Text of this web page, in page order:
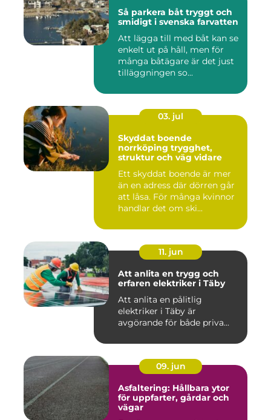
Så parkera båt tryggt och
smidigt i svenska farvatten
Att lägga till med båt kan se
enkelt ut på håll, men för
många båtägare är det just
tilläggningen so...
03. jul
Skyddat boende
norrköping trygghet,
struktur och väg vidare
Ett skyddat boende är mer
än en adress där dörren går
att låsa. För många kvinnor
handlar det om ski...
11. jun
Att anlita en trygg och
erfaren elektriker i Täby
Att anlita en pålitlig
elektriker i Täby är
avgörande för både priva...
09. jun
Asfaltering: Hållbara ytor
för uppfarter, gårdar och
vägar